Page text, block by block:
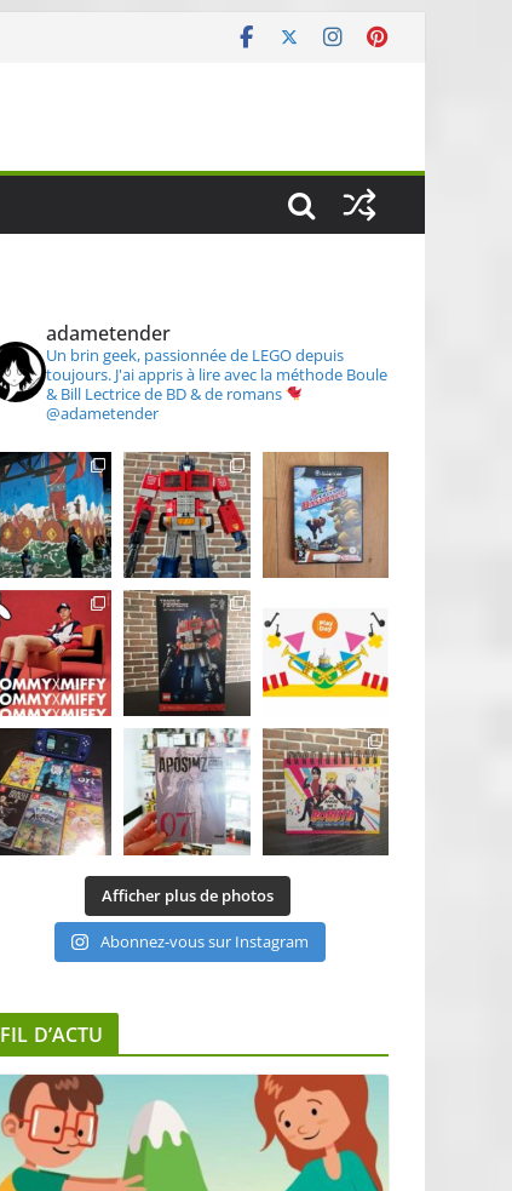
adametender
Un brin geek, passionnée de LEGO depuis
toujours. J'ai appris à lire avec la méthode Boule
& Bill Lectrice de BD & de romans
@adametender
Afficher plus de photos
Abonnez-vous sur Instagram
FIL D’ACTU